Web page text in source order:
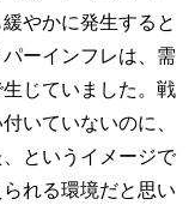
やかに発生すると
ーインフレは、需
じていました。戦
いていないのに、
というイメージで
れる環境だと思い